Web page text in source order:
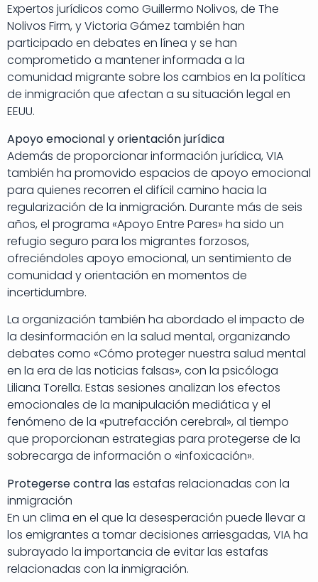
Expertos jurídicos como Guillermo Nolivos, de The
Nolivos Firm, y Victoria Gámez también han
participado en debates en línea y se han
comprometido a mantener informada a la
comunidad migrante sobre los cambios en la política
de inmigración que afectan a su situación legal en
EEUU.
Apoyo emocional y orientación jurídica
Además de proporcionar información jurídica, VIA
también ha promovido espacios de apoyo emocional
para quienes recorren el difícil camino hacia la
regularización de la inmigración. Durante más de seis
años, el programa «Apoyo Entre Pares» ha sido un
refugio seguro para los migrantes forzosos,
ofreciéndoles apoyo emocional, un sentimiento de
comunidad y orientación en momentos de
incertidumbre.
La organización también ha abordado el impacto de
la desinformación en la salud mental, organizando
debates como «Cómo proteger nuestra salud mental
en la era de las noticias falsas», con la psicóloga
Liliana Torella. Estas sesiones analizan los efectos
emocionales de la manipulación mediática y el
fenómeno de la «putrefacción cerebral», al tiempo
que proporcionan estrategias para protegerse de la
sobrecarga de información o «infoxicación».
Protegerse contra lasestafas relacionadas con la
inmigración
En un clima en el que la desesperación puede llevar a
los emigrantes a tomar decisiones arriesgadas, VIA ha
subrayado la importancia de evitar las estafas
relacionadas con la inmigración.